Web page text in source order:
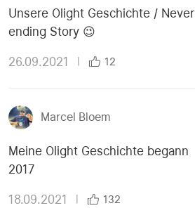
Unsere Olight Geschichte / Never
ending Story 😉
26.09.2021 | 12
Marcel Bloem
Meine Olight Geschichte begann
2017
18.09.2021 132